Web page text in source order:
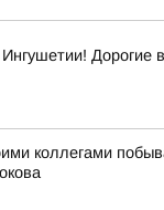
Дорогие
коллегами